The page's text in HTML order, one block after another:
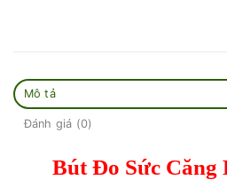
Mô tả
Đánh giá (0)
Bút Đo Sức Căng